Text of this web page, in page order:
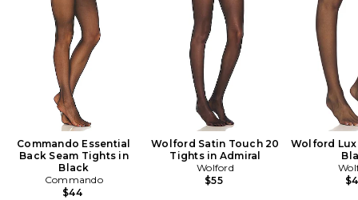
Commando Essential
Back Seam Tights in
Black
Commando
$44
Wolford Satin Touch 20
Tights in Admiral
Wolford
$55
Wolford